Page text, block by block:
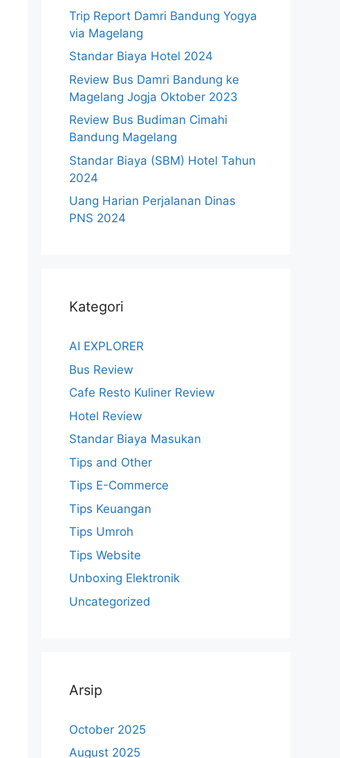
Trip Report Damri Bandung Yogya
via Magelang
Standar Biaya Hotel 2024
Review Bus Damri Bandung ke
Magelang Jogja Oktober 2023
Review Bus Budiman Cimahi
Bandung Magelang
Standar Biaya (SBM) Hotel Tahun
2024
Uang Harian Perjalanan Dinas
PNS 2024
Kategori
AI EXPLORER
Bus Review
Cafe Resto Kuliner Review
Hotel Review
Standar Biaya Masukan
Tips and Other
Tips E-Commerce
Tips Keuangan
Tips Umroh
Tips Website
Unboxing Elektronik
Uncategorized
Arsip
October 2025
August 2025